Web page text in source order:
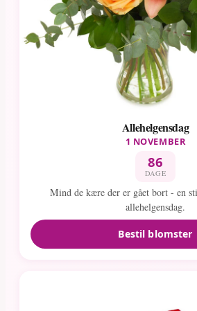
Allehelgensdag
1 NOVEMBER
86
DAGE
Mind de kære der er gået bort - en
allehelgensdag.
Bestil blomster